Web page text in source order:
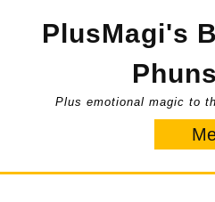
PlusMagi's
Plus emotional magic to